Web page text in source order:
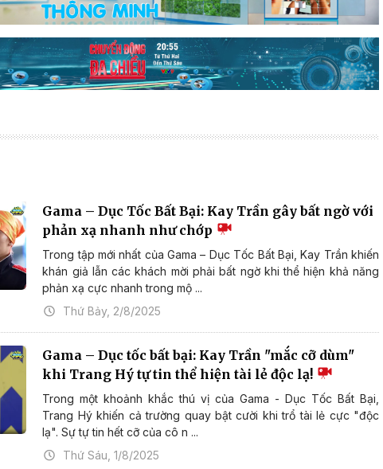
Gama – Dục Tốc Bất Bại: Kay Trần gây bất ngờ với
phản xạ nhanh như chớp
Trong tập mới nhất của Gama – Dục Tốc Bất Bại, Kay Trần khiến
khán giả lẫn các khách mời phải bất ngờ khi thể hiện khả năng
phản xạ cực nhanh trong mộ ...
Thứ Bảy, 2/8/2025
Gama – Dục tốc bất bại: Kay Trần "mắc cỡ dùm"
khi Trang Hý tự tin thể hiện tài lẻ độc lạ!
Trong một khoảnh khắc thú vị của Gama - Dục Tốc Bất Bại,
Trang Hý khiến cả trường quay bật cười khi trổ tài lẻ cực "độc
lạ". Sự tự tin hết cỡ của cô n ...
Thứ Sáu, 1/8/2025